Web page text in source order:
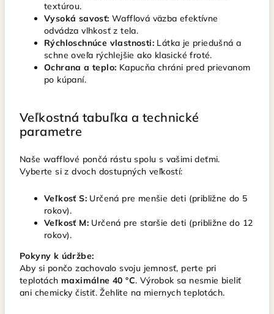
textúrou.
Vysoká savosť: Wafflová väzba efektívne
odvádza vlhkosť z tela.
Rýchloschnúce vlastnosti: Látka je priedušná a
schne oveľa rýchlejšie ako klasické froté.
Ochrana a teplo: Kapucňa chráni pred prievanom
po kúpaní.
Veľkostná tabuľka a technické
parametre
Naše wafflové pončá rástu spolu s vašimi deťmi.
Vyberte si z dvoch dostupných veľkostí:
Veľkosť S: Určená pre menšie deti (približne do 5
rokov).
Veľkosť M: Určená pre staršie deti (približne do 12
rokov).
Pokyny k údržbe:
Aby si pončo zachovalo svoju jemnosť, perte pri
teplotáchmaximálne 40 °C. Výrobok sa nesmie bieliť
ani chemicky čistiť. Žehlite na miernych teplotách.